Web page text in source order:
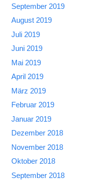
September 2019
August 2019
Juli 2019
Juni 2019
Mai 2019
April 2019
März 2019
Februar 2019
Januar 2019
Dezember 2018
November 2018
Oktober 2018
September 2018